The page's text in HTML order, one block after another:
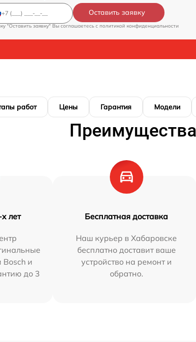
Оставить заявку
"Оставить заявку" Вы соглашаетесь c политикой конфиденциальности
работ Цены Гарантия Модели
лет
Bosch и
до 3
Бесплатная доставка
Наш курьер в Хабаровске
бесплатно доставит ваше
устройство на ремонт и
обратно.